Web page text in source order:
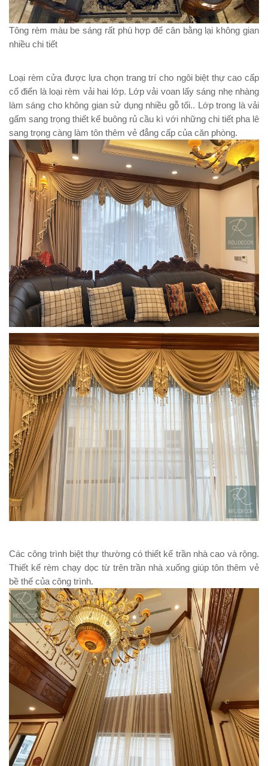
Tông rèm màu be sáng rất phù hợp để cân bằng lại không gian
nhiều chi tiết
Loại rèm cửa được lựa chọn trang trí cho ngôi biệt thự cao cấp
cổ điển là loại rèm vải hai lớp. Lớp vải voan lấy sáng nhẹ nhàng
làm sáng cho không gian sử dụng nhiều gỗ tối.. Lớp trong là vải
gấm sang trọng thiết kế buông rủ cầu kì với những chi tiết pha lê
sang trọng càng làm tôn thêm vẻ đẳng cấp của căn phòng.
Các công trình biệt thự thường có thiết kế trần nhà cao và rộng.
Thiết kế rèm chạy dọc từ trên trần nhà xuống giúp tôn thêm vẻ
bề thế của công trình.